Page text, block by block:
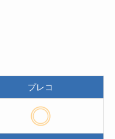
プレコ